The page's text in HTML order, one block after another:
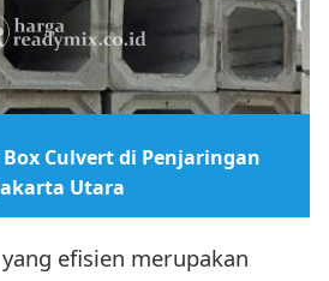
Culvert di Penjaringan
Utara
efisien merupakan